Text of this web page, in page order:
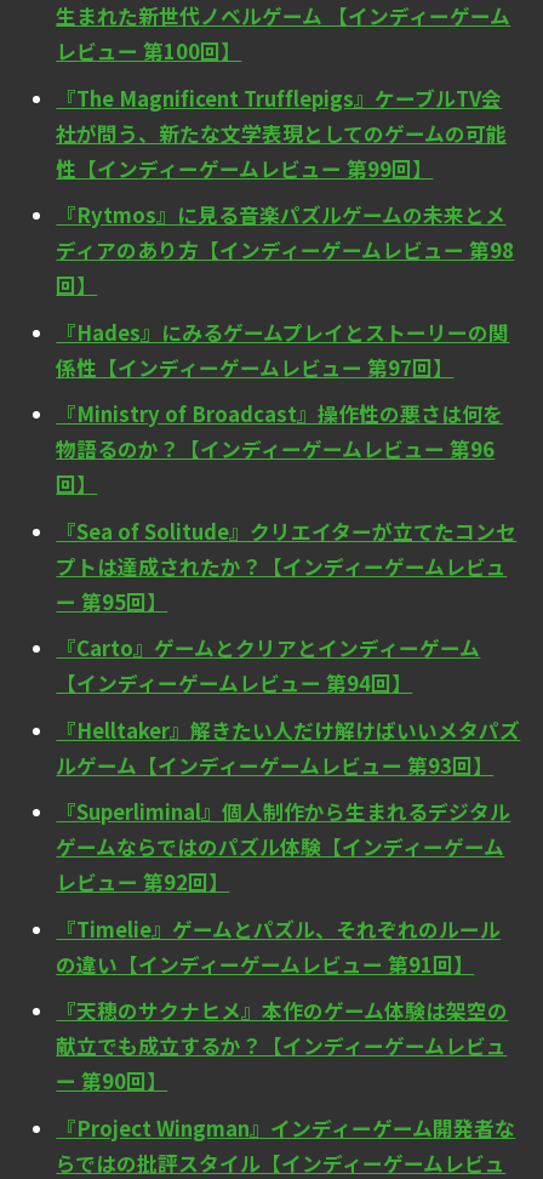
生まれた新世代ノベルゲーム 【インディーゲーム
レビュー 第100回】
『The Magnificent Trufflepigs』ケーブルTV会
社が問う、新たな文学表現としてのゲームの可能
性【インディーゲームレビュー 第99回】
『Rytmos』に見る音楽パズルゲームの未来とメ
ディアのあり方【インディーゲームレビュー 第98
回】
『Hades』にみるゲームプレイとストーリーの関
係性【インディーゲームレビュー 第97回】
『Ministry of Broadcast』操作性の悪さは何を
物語るのか？【インディーゲームレビュー 第96
回】
『Sea of Solitude』クリエイターが立てたコンセ
プトは達成されたか？【インディーゲームレビュ
ー 第95回】
『Carto』ゲームとクリアとインディーゲーム
【インディーゲームレビュー 第94回】
『Helltaker』解きたい人だけ解けばいいメタパズ
ルゲーム【インディーゲームレビュー 第93回】
『Superliminal』個人制作から生まれるデジタル
ゲームならではのパズル体験【インディーゲーム
レビュー 第92回】
『Timelie』ゲームとパズル、それぞれのルール
の違い【インディーゲームレビュー 第91回】
『天穂のサクナヒメ』本作のゲーム体験は架空の
献立でも成立するか？【インディーゲームレビュ
ー 第90回】
『Project Wingman』インディーゲーム開発者な
らではの批評スタイル【インディーゲームレビュ